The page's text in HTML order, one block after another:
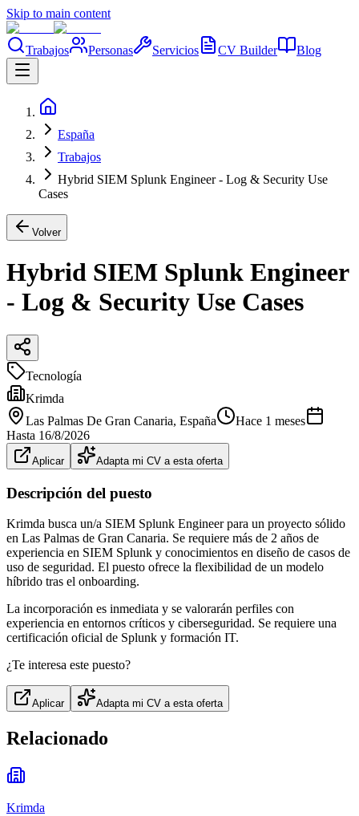
Skip to main content
Trabajos Personas Servicios CV Builder Blog
España
Trabajos
Hybrid SIEM Splunk Engineer - Log & Security Use
Cases
Volver
Hybrid SIEM Splunk Engineer
- Log & Security Use Cases
Tecnología
Krimda
Las Palmas De Gran Canaria, España
Hace 1 meses
Hasta 16/8/2026
Aplicar Adapta mi CV a esta oferta
Descripción del puesto
Krimda busca un/a SIEM Splunk Engineer para un proyecto sólido
en Las Palmas de Gran Canaria. Se requiere más de 2 años de
experiencia en SIEM Splunk y conocimientos en diseño de casos de
uso de seguridad. El puesto ofrece la flexibilidad de un modelo
híbrido tras el onboarding.
La incorporación es inmediata y se valorarán perfiles con
experiencia en entornos críticos y ciberseguridad. Se requiere una
certificación oficial de Splunk y formación IT.
¿Te interesa este puesto?
Aplicar Adapta mi CV a esta oferta
Relacionado
Krimda